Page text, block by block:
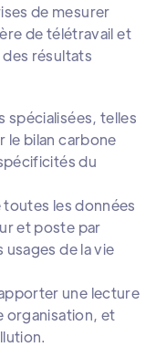
de mesurer
de télétravail et
résultats
spécialisées, telles
le bilan carbone
du
les données
et poste par
de la vie
une lecture
organisation, et